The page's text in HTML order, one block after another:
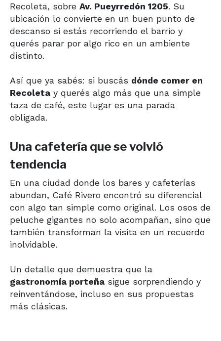
Recoleta, sobre Av. Pueyrredón 1205. Su
ubicación lo convierte en un buen punto de
descanso si estás recorriendo el barrio y
querés parar por algo rico en un ambiente
distinto.
Así que ya sabés: si buscás dónde comer en
Recoleta y querés algo más que una simple
taza de café, este lugar es una parada
obligada.
Una cafetería que se volvió
tendencia
En una ciudad donde los bares y cafeterías
abundan, Café Rivero encontró su diferencial
con algo tan simple como original. Los osos de
peluche gigantes no solo acompañan, sino que
también transforman la visita en un recuerdo
inolvidable.
Un detalle que demuestra que la
gastronomía porteña sigue sorprendiendo y
reinventándose, incluso en sus propuestas
más clásicas.